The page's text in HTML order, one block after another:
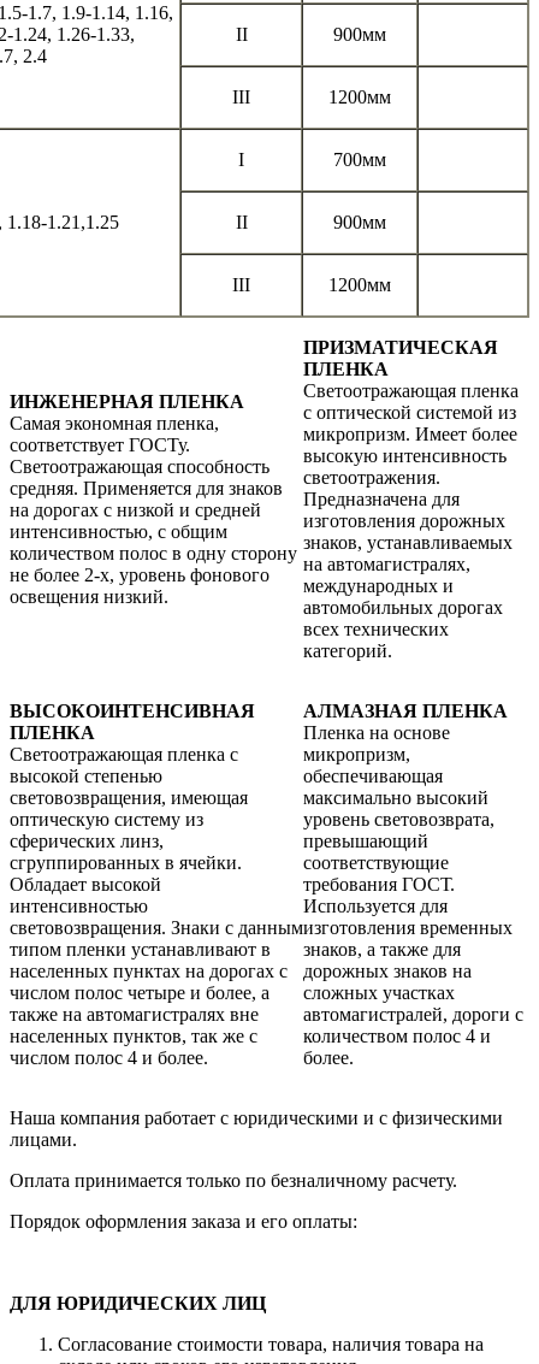
1.7, 1.9-1.14, 1.16,
1.24, 1.26-1.33,
2.4
II 900мм
III 1200мм
1.18-1.21,1.25
I 700мм
II 900мм
III 1200мм
ИНЖЕНЕРНАЯ ПЛЕНКА
Самая экономная пленка,
соответствует ГОСТу.
Светоотражающая способность
средняя. Применяется для знаков
на дорогах с низкой и средней
интенсивностью, с общим
количеством полос в одну сторону
не более 2-х, уровень фонового
освещения низкий.
ПРИЗМАТИЧЕСКАЯ
ПЛЕНКА
Светоотражающая пленка
с оптической системой из
микропризм. Имеет более
высокую интенсивность
светоотражения.
Предназначена для
изготовления дорожных
знаков, устанавливаемых
на автомагистралях,
международных и
автомобильных дорогах
всех технических
категорий.
ВЫСОКОИНТЕНСИВНАЯ
ПЛЕНКА
Светоотражающая пленка с
высокой степенью
световозвращения, имеющая
оптическую систему из
сферических линз,
сгруппированных в ячейки.
Обладает высокой
интенсивностью
световозвращения. Знаки с данным
типом пленки устанавливают в
населенных пунктах на дорогах с
числом полос четыре и более, а
также на автомагистралях вне
населенных пунктов, так же с
числом полос 4 и более.
АЛМАЗНАЯ ПЛЕНКА
Пленка на основе
микропризм,
обеспечивающая
максимально высокий
уровень световозврата,
превышающий
соответствующие
требования ГОСТ.
Используется для
изготовления временных
знаков, а также для
дорожных знаков на
сложных участках
автомагистралей, дороги с
количеством полос 4 и
более.
Наша компания работает с юридическими и с физическими
лицами.
Оплата принимается только по безналичному расчету.
Порядок оформления заказа и его оплаты:
ДЛЯ ЮРИДИЧЕСКИХ ЛИЦ
Согласование стоимости товара, наличия товара на